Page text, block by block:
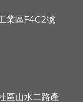
業區F4C2號
區山水二路產